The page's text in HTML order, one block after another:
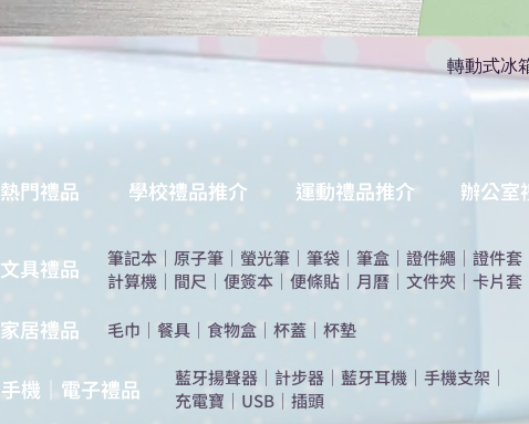
轉動式冰
熱門禮品 學校禮品推介 運動禮品推介 辦公室
​文具禮品 筆記本 ｜ 原子筆 ｜ 螢光筆 ｜ 筆袋 ｜ 筆盒 ｜ 證件繩 ｜ 證件套
計算機 ｜ 間尺 ｜ 便簽本 ｜ 便條貼 ｜ 月曆 ｜ 文件夾 ｜ 卡片套
​家居禮品 ​毛巾 ｜ 餐具 ｜ 食物盒 ｜ 杯蓋 ｜ 杯墊
手機｜電子禮品 ​藍牙揚聲器 ｜ 計步器 ｜ 藍牙耳機 ｜ 手機支架 ｜
充電寶 ｜ USB ｜ 插頭